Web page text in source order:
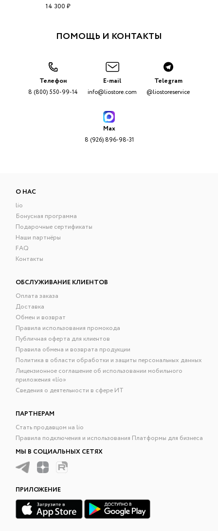
14 300 ₽
ПОМОЩЬ И КОНТАКТЫ
Телефон
8 (800) 550-99-14
E-mail
info@liostore.com
Telegram
@liostoreservice
Max
8 (926) 896-98-31
О НАС
lio
Бонусная программа
Подарочные сертификаты
Наши партнёры
FAQ
Контакты
ОБСЛУЖИВАНИЕ КЛИЕНТОВ
Оплата заказа
Доставка
Обмен и возврат
Правила использования промокода
Публичная оферта для клиентов
Правила обмена и возврата продукции
Политика в области обработки и защиты персональных данных
Лицензионное соглашение об использовании мобильного
приложения «lío»
Сведения о деятельности в сфере ИТ
ПАРТНЕРАМ
Стать продавцом на lio
Правила подключения и использования Платформы для бизнеса
МЫ В СОЦИАЛЬНЫХ СЕТЯХ
ПРИЛОЖЕНИЕ